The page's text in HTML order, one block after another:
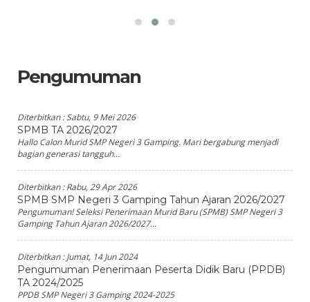
Pengumuman
Diterbitkan :Sabtu, 9 Mei 2026
SPMB TA 2026/2027
Hallo Calon Murid SMP Negeri 3 Gamping. Mari bergabung menjadi
bagian generasi tangguh...
Diterbitkan :Rabu, 29 Apr 2026
SPMB SMP Negeri 3 Gamping Tahun Ajaran 2026/2027
Pengumuman! Seleksi Penerimaan Murid Baru (SPMB) SMP Negeri 3
Gamping Tahun Ajaran 2026/2027...
Diterbitkan :Jumat, 14 Jun 2024
Pengumuman Penerimaan Peserta Didik Baru (PPDB)
TA 2024/2025
PPDB SMP Negeri 3 Gamping 2024-2025